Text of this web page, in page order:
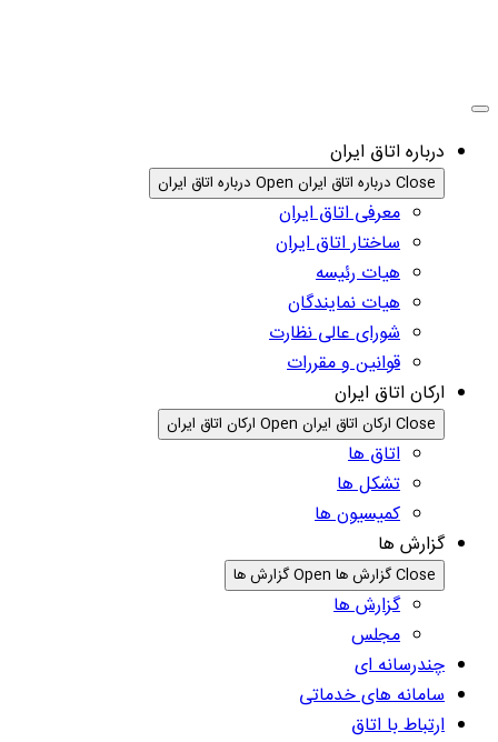
درباره اتاق ایران
Close درباره اتاق ایران Open درباره اتاق ایران
معرفی اتاق ایران
ساختار اتاق ایران
هیات رئیسه
هیات نمایندگان
شورای عالی نظارت
قوانین و مقررات
ارکان اتاق ایران
Close ارکان اتاق ایران Open ارکان اتاق ایران
اتاق ها
تشکل ها
کمیسیون ها
گزارش ها
Close گزارش ها Open گزارش ها
گزارش ها
مجلس
چندرسانه ای
سامانه های خدماتی
ارتباط با اتاق